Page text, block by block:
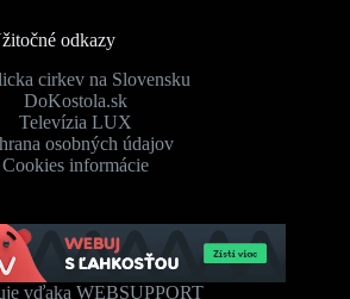
odkazy
cirkev na Slovensku
DoKostola.sk
Televízia LUX
osobných údajov
Cookies informácie
vďaka WEBSUPPORT